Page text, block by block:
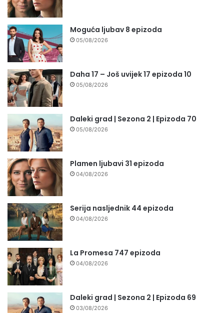
Moguća ljubav 8 epizoda
05/08/2026
Daha 17 – Još uvijek 17 epizoda 10
05/08/2026
Daleki grad | Sezona 2 | Epizoda 70
05/08/2026
Plamen ljubavi 31 epizoda
04/08/2026
Serija nasljednik 44 epizoda
04/08/2026
La Promesa 747 epizoda
04/08/2026
Daleki grad | Sezona 2 | Epizoda 69
03/08/2026